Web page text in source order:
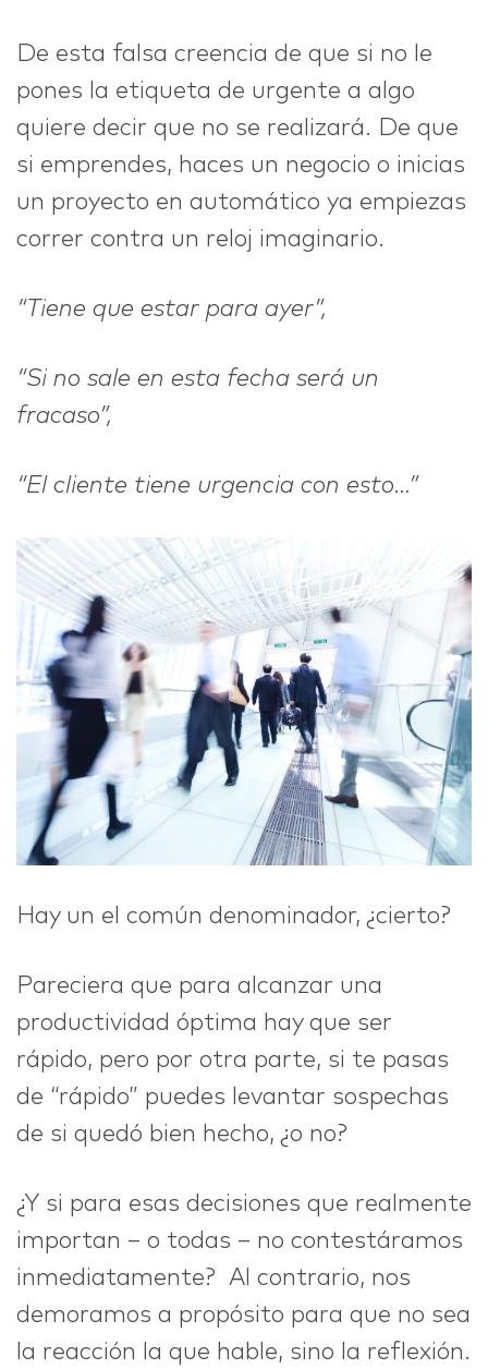
De esta falsa creencia de que si no le
pones la etiqueta de urgente a algo
quiere decir que no se realizará. De que
si emprendes, haces un negocio o inicias
un proyecto en automático ya empiezas
correr contra un reloj imaginario.
“Tiene que estar para ayer”,
“Si no sale en esta fecha será un
fracaso”,
“El cliente tiene urgencia con esto…”
Hay un el común denominador, ¿cierto?
Pareciera que para alcanzar una
productividad óptima hay que ser
rápido, pero por otra parte, si te pasas
de “rápido” puedes levantar sospechas
de si quedó bien hecho, ¿o no?
¿Y si para esas decisiones que realmente
importan – o todas – no contestáramos
inmediatamente? Al contrario, nos
demoramos a propósito para que no sea
la reacción la que hable, sino la reflexión.
ABOUT